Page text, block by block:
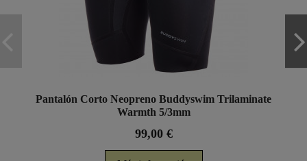
Pantalón Corto Neopreno Buddyswim Trilaminate
Warmth 5/3mm
99,00 €